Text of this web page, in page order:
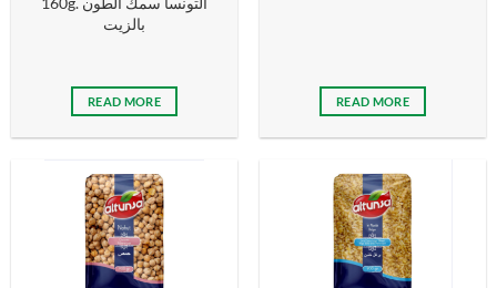
بالزیت
READ MORE READ MORE